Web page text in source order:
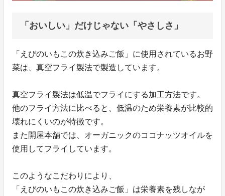
「おいしい」だけじゃない「やさしさ」
「えびのいもこの炊き込みご飯」に使用されているお野
菜は、真空フライ製法で製造しています。
真空フライ製法は低温でフライにする加工方法です。
他のフライ方法に比べると、低温のため栄養素が比較的
壊れにくいのが特徴です。
また開屋本舗では、オーガニックのココナッツオイルを
使用してフライしています。
このようなこだわりにより、
「えびのいもこの炊き込みご飯」は栄養素を残しなが